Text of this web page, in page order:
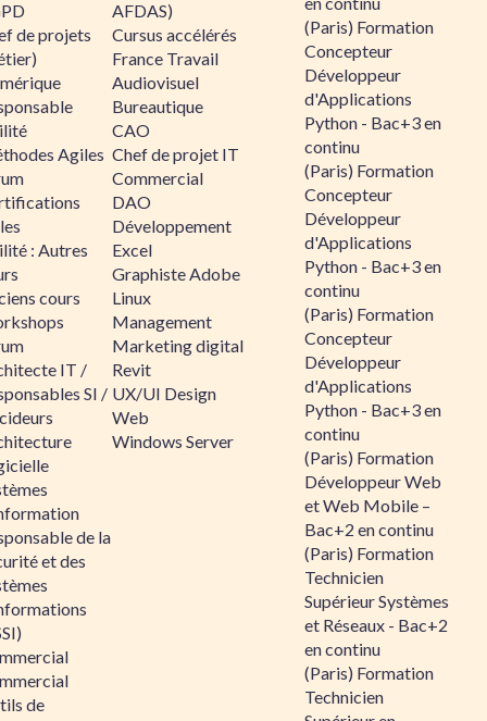
de projets
Agiles
: Autres
cours
IT /
SI /
de la
et des
de
AFDAS)
Cursus accélérés
France Travail
Audiovisuel
Bureautique
CAO
Chef de projet IT
Commercial
DAO
Développement
Excel
Graphiste Adobe
Linux
Management
Marketing digital
Revit
UX/UI Design
Web
Windows Server
(Paris) Formation
Concepteur
Développeur
d'Applications
Python - Bac+3 en
continu
(Paris) Formation
Concepteur
Développeur
d'Applications
Python - Bac+3 en
continu
(Paris) Formation
Concepteur
Développeur
d'Applications
Python - Bac+3 en
continu
(Paris) Formation
Développeur Web
et Web Mobile –
Bac+2 en continu
(Paris) Formation
Technicien
Supérieur Systèmes
et Réseaux - Bac+2
en continu
(Paris) Formation
Technicien